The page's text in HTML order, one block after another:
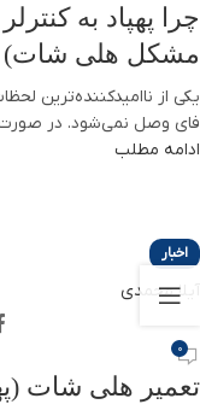
مشکل هلی شات)
یکی از ناامیدکننده‌ترین
فای وصل نمی‌شود. در صورت
ادامه مطلب
اخبار
آیلا محمدی
0
تعمیر هلی شات